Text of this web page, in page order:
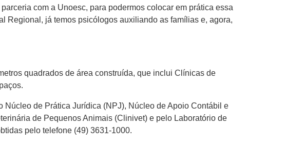
com a Unoesc, para podermos colocar em prática essa
Regional, já temos psicólogos auxiliando as famílias e, agora,
quadrados de área construída, que inclui Clínicas de
de Prática Jurídica (NPJ), Núcleo de Apoio Contábil e
de Pequenos Animais (Clinivet) e pelo Laboratório de
pelo telefone (49) 3631-1000.